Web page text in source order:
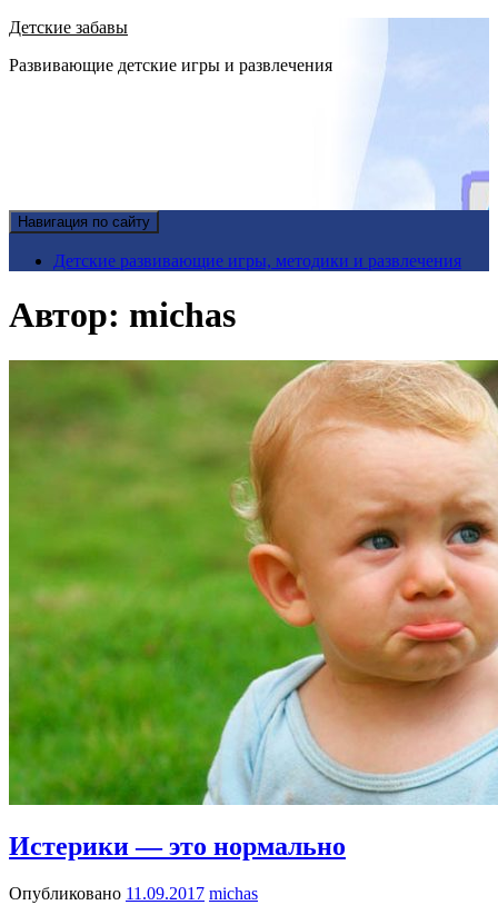
Детские забавы
Развивающие детские игры и развлечения
Навигация по сайту
Детские развивающие игры, методики и развлечения
Автор: michas
Истерики — это нормально
Опубликовано 11.09.2017 michas